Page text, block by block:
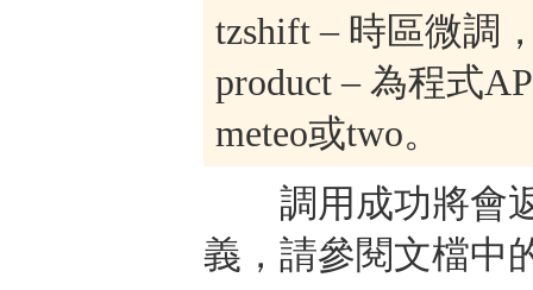
tzshift – 時區微調
product – 為程式
m​​eteo或two。
調用成功將會返
義，請參閱文檔中